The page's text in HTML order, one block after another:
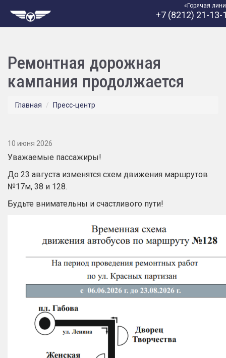
«Горячая
+7 (8212) 21-13-
Ремонтная дорожная
кампания продолжается
Главная Пресс-центр
10 июня 2026
Уважаемые пассажиры!
До 23 августа изменятся схем движения маршрутов
№17м, 38 и 128.
Будьте внимательны и счастливого пути!